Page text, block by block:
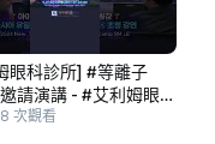
眼科診所] #等離子
請演講 - #艾利姆眼科
長榮獲亞洲唯一功勞
次觀看